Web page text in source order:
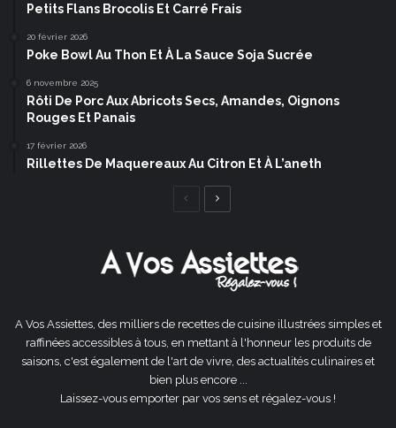
Petits Flans Brocolis Et Carré Frais
20 février 2026
Poke Bowl Au Thon Et À La Sauce Soja Sucrée
6 novembre 2025
Rôti De Porc Aux Abricots Secs, Amandes, Oignons
Rouges Et Panais
17 février 2026
Rillettes De Maquereaux Au Citron Et À L’aneth
Page
A Vos Assiettes, des milliers de recettes de cuisine illustrées simples et
raffinées accessibles à tous, en mettant à l'honneur les produits de
saisons, c'est également de l'art de vivre, des actualités culinaires et
bien plus encore ...
Laissez-vous emporter par vos sens et régalez-vous !